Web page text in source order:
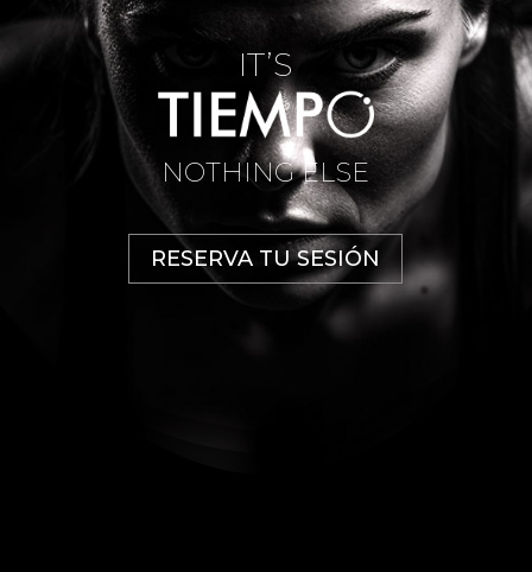
IT’S
NOTHING ELSE
RESERVA TU SESIÓN